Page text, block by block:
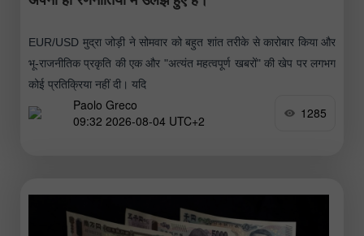
EUR/USD मुद्रा जोड़ी ने सोमवार को बहुत शांत तरीके से कारोबार किया और
भू-राजनीतिक प्रकृति की एक और "अत्यंत महत्वपूर्ण खबरों" की खेप पर लगभग
कोई प्रतिक्रिया नहीं दी। यदि
Paolo Greco
09:32 2026-08-04 UTC+2
1285